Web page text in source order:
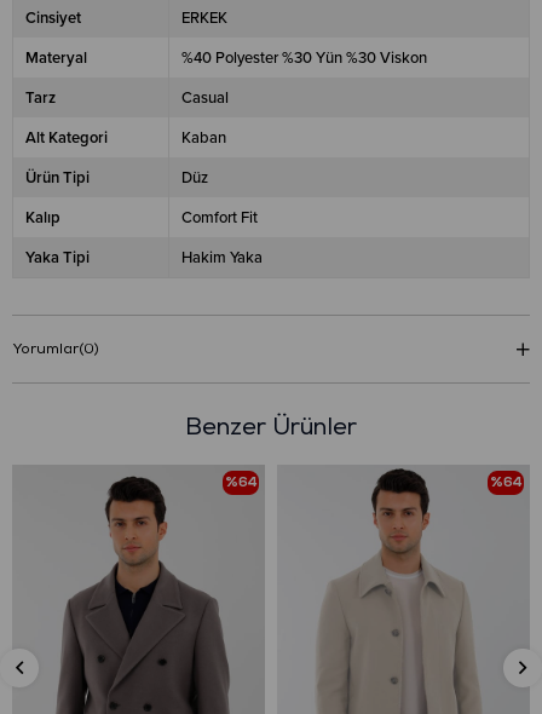
Cinsiyet ERKEK
Materyal %40 Polyester %30 Yün %30 Viskon
Tarz Casual
Alt Kategori Kaban
Ürün Tipi Düz
Kalıp Comfort Fit
Yaka Tipi Hakim Yaka
Yorumlar(0)
Benzer Ürünler
%64 %64